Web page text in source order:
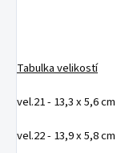
Tabulka velikostí
vel.21 - 13,3 x 5,6 cm
vel.22 - 13,9 x 5,8 cm